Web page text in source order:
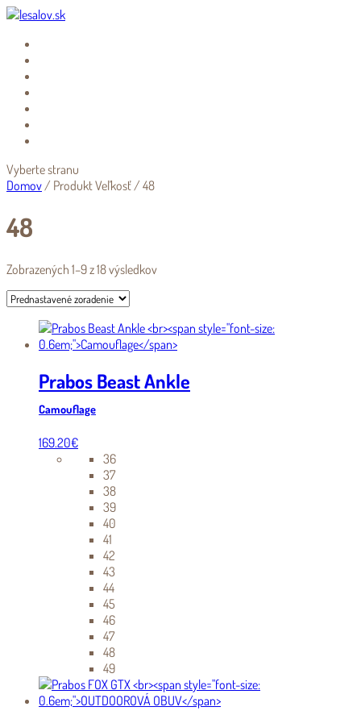
Vyberte stranu
Domov/ Produkt Veľkosť / 48
48
Zobrazených 1–9 z 18 výsledkov
Prabos Beast Ankle
Camouflage
169.20€
36
37
38
39
40
41
42
43
44
45
46
47
48
49